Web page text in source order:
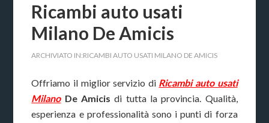
Ricambi auto usati
Milano De Amicis
ARCHIVIATO IN:RICAMBI AUTO USATI MILANO DE AMICIS
Offriamo il miglior servizio di Ricambi auto usati
MilanoDe Amicisdi tutta la provincia. Qualità,
esperienza e professionalità sono i punti di forza